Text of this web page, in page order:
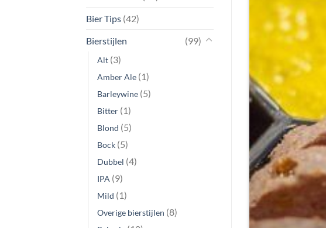
Bier Tips (42)
Bierstijlen
(99)
Alt (3)
Amber Ale (1)
Barleywine (5)
Bitter (1)
Blond (5)
Bock (5)
Dubbel (4)
IPA (9)
Mild (1)
Overige bierstijlen (8)
voor beginners
en opwindende manier om zowel door de stad te